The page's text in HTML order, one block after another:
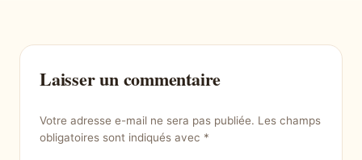
Laisser un commentaire
Votre adresse e-mail ne sera pas publiée. Les champs
obligatoires sont indiqués avec *